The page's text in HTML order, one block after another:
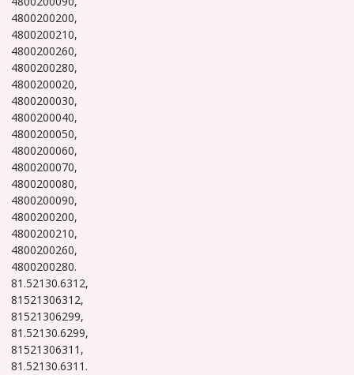
4800200200,
4800200210,
4800200260,
4800200280,
4800200020,
4800200030,
4800200040,
4800200050,
4800200060,
4800200070,
4800200080,
4800200090,
4800200200,
4800200210,
4800200260,
4800200280.
81.52130.6312,
81521306312,
81521306299,
81.52130.6299,
81521306311,
81.52130.6311.